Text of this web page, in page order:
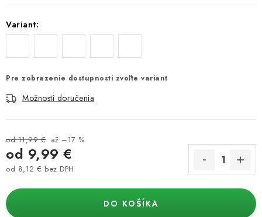
Variant:
Pre zobrazenie dostupnosti zvoľte variant
Možnosti doručenia
od 11,99 € až –17 %
od 9,99 €
od 8,12 € bez DPH
DO KOŠÍKA